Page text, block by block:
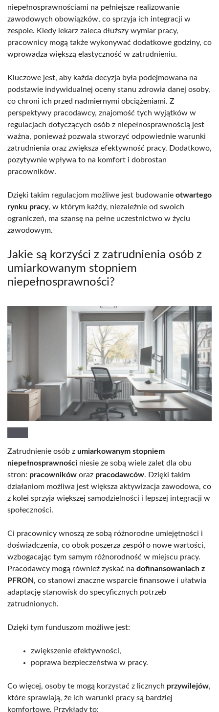
niepełnosprawnościami na pełniejsze realizowanie
zawodowych obowiązków, co sprzyja ich integracji w
zespole. Kiedy lekarz zaleca dłuższy wymiar pracy,
pracownicy mogą także wykonywać dodatkowe godziny, co
wprowadza większą elastyczność w zatrudnieniu.
Kluczowe jest, aby każda decyzja była podejmowana na
podstawie indywidualnej oceny stanu zdrowia danej osoby,
co chroni ich przed nadmiernymi obciążeniami. Z
perspektywy pracodawcy, znajomość tych wyjątków w
regulacjach dotyczących osób z niepełnosprawnością jest
ważna, ponieważ pozwala stworzyć odpowiednie warunki
zatrudnienia oraz zwiększa efektywność pracy. Dodatkowo,
pozytywnie wpływa to na komfort i dobrostan
pracowników.
Dzięki takim regulacjom możliwe jest budowanie otwartego
rynku pracy, w którym każdy, niezależnie od swoich
ograniczeń, ma szansę na pełne uczestnictwo w życiu
zawodowym.
Jakie są korzyści z zatrudnienia osób z
umiarkowanym stopniem
niepełnosprawności?
Zatrudnienie osób z umiarkowanym stopniem
niepełnosprawności niesie ze sobą wiele zalet dla obu
stron: pracowników oraz pracodawców. Dzięki takim
działaniom możliwa jest większa aktywizacja zawodowa, co
z kolei sprzyja większej samodzielności i lepszej integracji w
społeczności.
Ci pracownicy wnoszą ze sobą różnorodne umiejętności i
doświadczenia, co obok poszerza zespół o nowe wartości,
wzbogacając tym samym różnorodność w miejscu pracy.
Pracodawcy mogą również zyskać na dofinansowaniach z
PFRON, co stanowi znaczne wsparcie finansowe i ułatwia
adaptację stanowisk do specyficznych potrzeb
zatrudnionych.
Dzięki tym funduszom możliwe jest:
zwiększenie efektywności,
poprawa bezpieczeństwa w pracy.
Co więcej, osoby te mogą korzystać z licznych przywilejów,
które sprawiają, że ich warunki pracy są bardziej
komfortowe. Przykłady to: